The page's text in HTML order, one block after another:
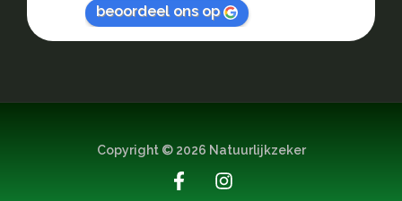
beoordeel ons op
Copyright © 2026 Natuurlijkzeker
F
a
I
n